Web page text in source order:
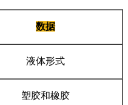
数据
液体形式
塑胶和橡胶